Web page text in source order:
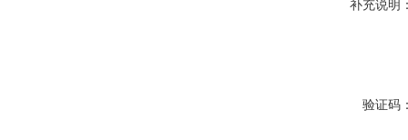
补充说明
验证码